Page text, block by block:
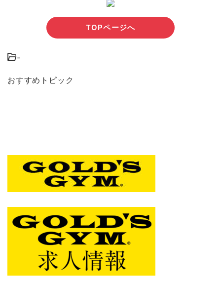
TOPページへ
-
おすすめトピック